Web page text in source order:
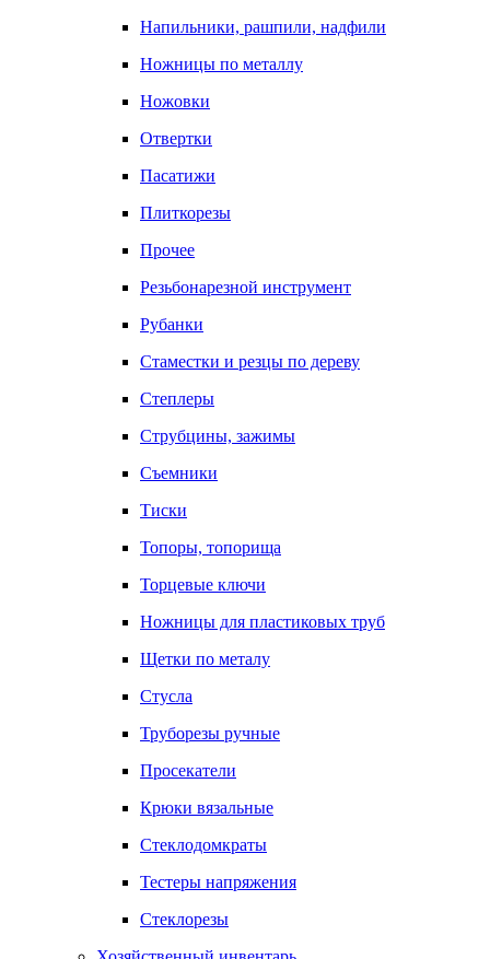
Напильники, рашпили, надфили
Ножницы по металлу
Ножовки
Отвертки
Пасатижи
Плиткорезы
Прочее
Резьбонарезной инструмент
Рубанки
Стаместки и резцы по дереву
Степлеры
Струбцины, зажимы
Съемники
Тиски
Топоры, топорища
Торцевые ключи
Ножницы для пластиковых труб
Щетки по металу
Стусла
Труборезы ручные
Просекатели
Крюки вязальные
Стеклодомкраты
Тестеры напряжения
Стеклорезы